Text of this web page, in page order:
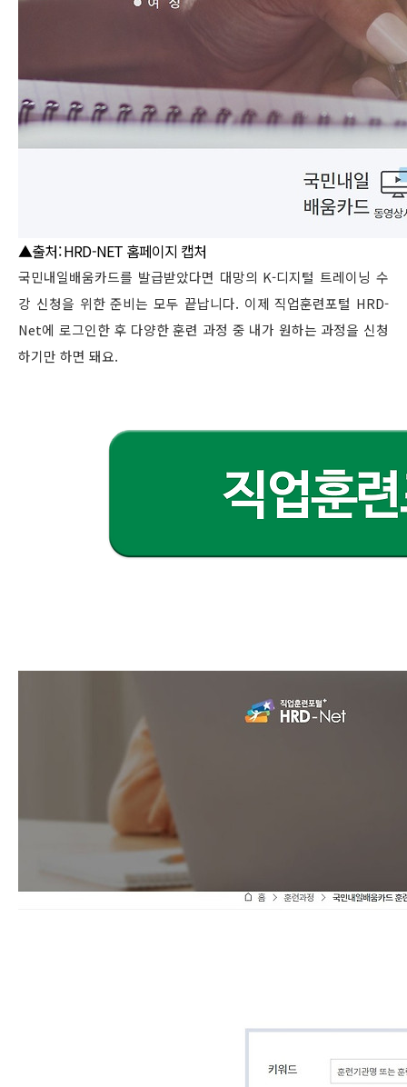
▲출처: HRD-NET 홈페이지 캡처
국민내일배움카드를 발급받았다면 대망의 K-디지털 트레이닝 수
강 신청을 위한 준비는 모두 끝납니다. 이제 직업훈련포털 HRD-
Net에 로그인한 후 다양한 훈련 과정 중 내가 원하는 과정을 신청
하기만 하면 돼요.